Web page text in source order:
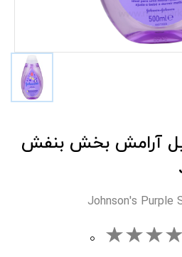
سر 500 میل آرامش بخش بنفش
Johnson's Purple
۰